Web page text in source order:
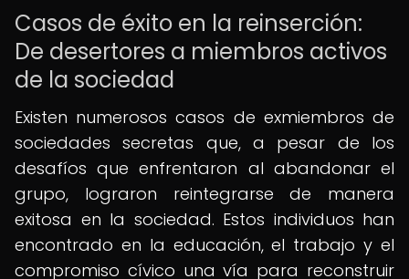
Casos de éxito en la reinserción:
De desertores a miembros activos
de la sociedad
Existen numerosos casos de exmiembros de
sociedades secretas que, a pesar de los
desafíos que enfrentaron al abandonar el
grupo, lograron reintegrarse de manera
exitosa en la sociedad. Estos individuos han
encontrado en la educación, el trabajo y el
compromiso cívico una vía para reconstruir